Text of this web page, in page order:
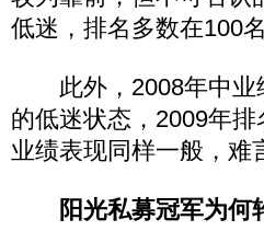
低迷，排名多数在100名
此外，2008年中业
的低迷状态，2009年
业绩表现同样一般，难
阳光私募冠军为何